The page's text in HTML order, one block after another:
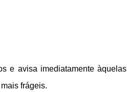
e avisa imediatamente àquelas
frágeis.